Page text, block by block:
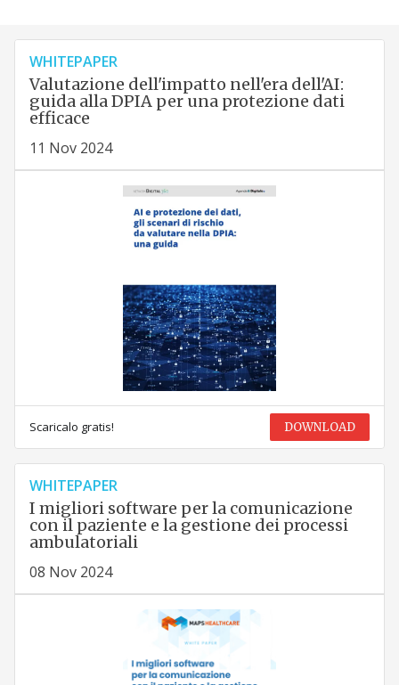
WHITEPAPER
Valutazione dell'impatto nell'era dell'AI:
guida alla DPIA per una protezione dati
efficace
11 Nov 2024
Scaricalo gratis! DOWNLOAD
WHITEPAPER
I migliori software per la comunicazione
con il paziente e la gestione dei processi
ambulatoriali
08 Nov 2024